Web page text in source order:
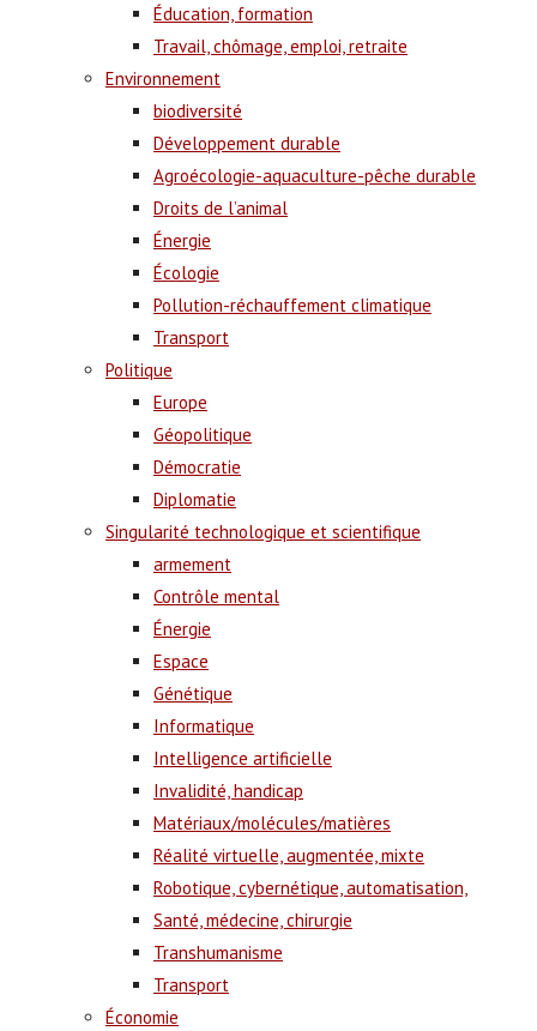
Éducation, formation
Travail, chômage, emploi, retraite
Environnement
biodiversité
Développement durable
Agroécologie-aquaculture-pêche durable
Droits de l’animal
Énergie
Écologie
Pollution-réchauffement climatique
Transport
Politique
Europe
Géopolitique
Démocratie
Diplomatie
Singularité technologique et scientifique
armement
Contrôle mental
Énergie
Espace
Génétique
Informatique
Intelligence artificielle
Invalidité, handicap
Matériaux/molécules/matières
Réalité virtuelle, augmentée, mixte
Robotique, cybernétique, automatisation,
Santé, médecine, chirurgie
Transhumanisme
Transport
Économie